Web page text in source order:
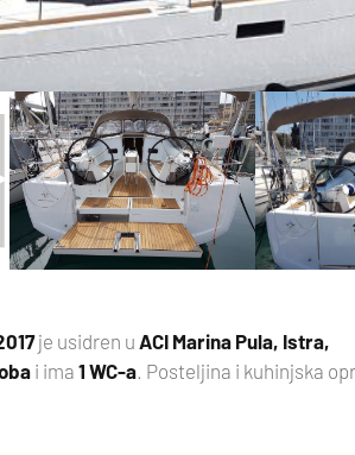
je usidren u ACI Marina Pula, Istra,
i ima1 WC-a . Posteljina i kuhinjska